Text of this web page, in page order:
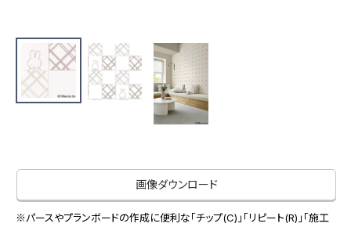
オフィスソリューション事業
ファシリティソリューション事業
不動産投資開発事業
会社情報
IR情報
採用情報
プライバシーポリシーサイトマップ
画像ダウンロード
※パースやプランボードの作成に便利な「チップ(C)」「リピート(R)」「施工